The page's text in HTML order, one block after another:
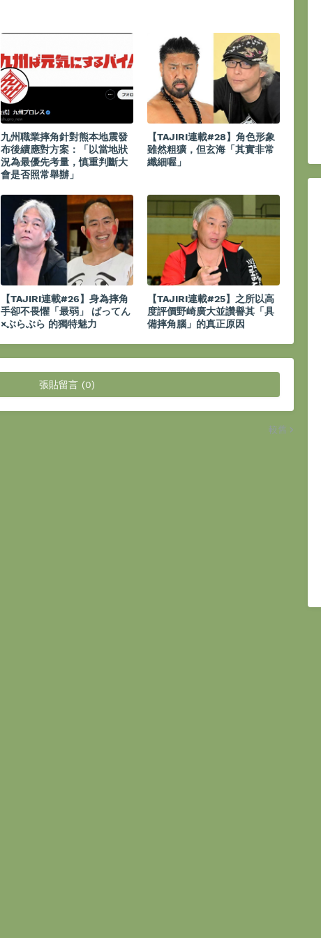
九州職業摔角針對熊本地震發
布後續應對方案：「以當地狀
況為最優先考量，慎重判斷大
會是否照常舉辦」
【TAJIRI連載#28】角色形象
雖然粗獷，但玄海「其實非常
纖細喔」
【TAJIRI連載#26】身為摔角
手卻不畏懼「最弱」 ばってん
×ぶらぶら 的獨特魅力
【TAJIRI連載#25】之所以高
度評價野崎廣大並讚譽其「具
備摔角腦」的真正原因
張貼留言 (0)
較舊